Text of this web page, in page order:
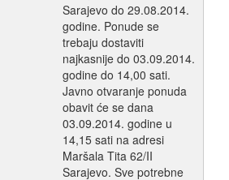
Sarajevo do 29.08.2014.
godine. Ponude se
trebaju dostaviti
najkasnije do 03.09.2014.
godine do 14,00 sati.
Javno otvaranje ponuda
obavit će se dana
03.09.2014. godine u
14,15 sati na adresi
Maršala Tita 62/II
Sarajevo. Sve potrebne